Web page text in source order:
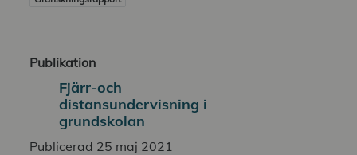
Publikation
Fjärr-och
distansundervisning i
grundskolan
Publicerad 25 maj 2021